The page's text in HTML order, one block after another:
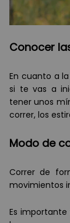
Conocer
En cuanto a
si te vas a
tener unos
correr, los
Modo de
Correr de
movimientos
Es